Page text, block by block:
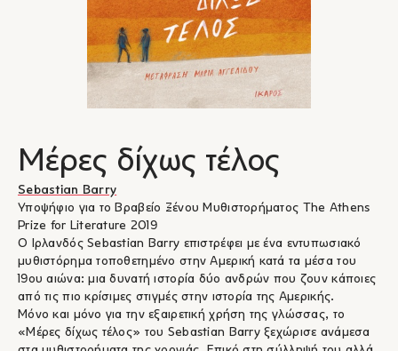
Μέρες δίχως τέλος
Sebastian Barry
Υποψήφιο για το Βραβείο Ξένου Μυθιστορήματος The Athens
Prize for Literature 2019
Ο Ιρλανδός Sebastian Barry επιστρέφει με ένα εντυπωσιακό
μυθιστόρημα τοποθετημένο στην Αμερική κατά τα μέσα του
19ου αιώνα: μια δυνατή ιστορία δύο ανδρών που ζουν κάποιες
από τις πιο κρίσιμες στιγμές στην ιστορία της Αμερικής.
Μόνο και μόνο για την εξαιρετική χρήση της γλώσσας, το
«Μέρες δίχως τέλος» του Sebastian Barry ξεχώρισε ανάμεσα